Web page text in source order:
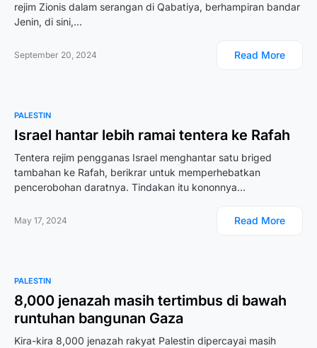
rejim Zionis dalam serangan di Qabatiya, berhampiran bandar
Jenin, di sini,…
September 20, 2024 Read More
PALESTIN
Israel hantar lebih ramai tentera ke Rafah
Tentera rejim pengganas Israel menghantar satu briged
tambahan ke Rafah, berikrar untuk memperhebatkan
pencerobohan daratnya. Tindakan itu kononnya…
May 17, 2024 Read More
PALESTIN
8,000 jenazah masih tertimbus di bawah
runtuhan bangunan Gaza
Kira-kira 8,000 jenazah rakyat Palestin dipercayai masih